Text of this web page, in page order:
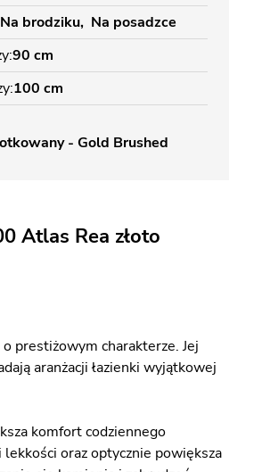
Na brodziku Na posadzce
90 cm
100 cm
- Gold Brushed
Atlas Rea złoto
prestiżowym charakterze. Jej
aranżacji łazienki wyjątkowej
komfort codziennego
oraz optycznie powiększa